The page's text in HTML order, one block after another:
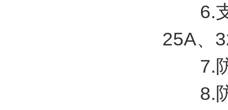
6.支
25A、
7.防
8.防